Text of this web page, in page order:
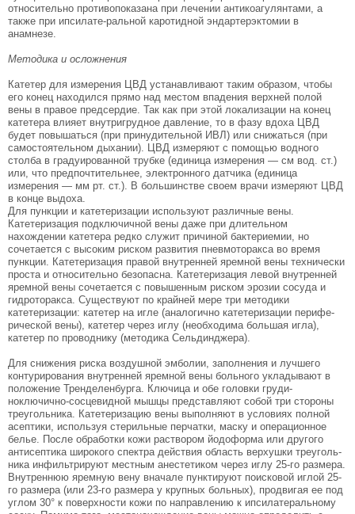
относительно противопоказана при лечении антикоагулянтами, а
также при ипсилате-ральной каротидной эндартерэктомии в
анамнезе.
Методика и осложнения
Катетер для измерения ЦВД устанавливают таким образом, чтобы
его конец находился прямо над мес­том впадения верхней полой
вены в правое предсер­дие. Так как при этой локализации на конец
катете­ра влияет внутригрудное давление, то в фазу вдоха ЦВД
будет повышаться (при принудительной ИВЛ) или снижаться (при
самостоятельном дыха­нии). ЦВД измеряют с помощью водного
столба в градуированной трубке (единица измерения — см вод. ст.)
или, что предпочтительнее, электронно­го датчика (единица
измерения — мм рт. ст.). В боль­шинстве своем врачи измеряют ЦВД
в конце выдоха.
Для пункции и катетеризации используют раз­личные вены.
Катетеризация подключичной вены даже при длительном
нахождении катетера редко служит причиной бактериемии, но
сочетается с высоким риском развития пневмоторакса во вре­мя
пункции. Катетеризация правой внутренней яремной вены технически
проста и относительно безопасна. Катетеризация левой внут­ренней
яремной вены сочетается с повышенным риском эрозии сосуда и
гидроторакса. Существуют по крайней мере три методики
катетеризации: ка­тетер на игле (аналогично катетеризации перифе­
рической вены), катетер через иглу (необходима большая игла),
катетер по проводнику (методика Сельдинджера).
Для снижения риска воздушной эмболии, за­полнения и лучшего
контурирования внутренней яремной вены больного укладывают в
положение Тренделенбурга. Ключица и обе головки груди-
ноключично-сосцевидной мышцы представляют собой три стороны
треугольника. Ка­тетеризацию вены выполняют в условиях полной
асептики, используя стерильные перчатки, маску и операционное
белье. После обработки кожи раст­вором йодоформа или другого
антисептика широ­кого спектра действия область верхушки треуголь­
ника инфильтрируют местным анестетиком через иглу 25-го размера.
Внутреннюю яремную вену вначале пунктируют поисковой иглой 25-
го разме­ра (или 23-го размера у крупных больных), про­двигая ее под
углом 30° к поверхности кожи по на­правлению к ипсилатеральному